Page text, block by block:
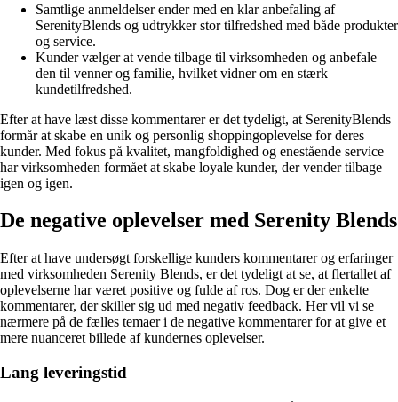
Samtlige anmeldelser ender med en klar anbefaling af
SerenityBlends og udtrykker stor tilfredshed med både produkter
og service.
Kunder vælger at vende tilbage til virksomheden og anbefale
den til venner og familie, hvilket vidner om en stærk
kundetilfredshed.
Efter at have læst disse kommentarer er det tydeligt, at SerenityBlends
formår at skabe en unik og personlig shoppingoplevelse for deres
kunder. Med fokus på kvalitet, mangfoldighed og enestående service
har virksomheden formået at skabe loyale kunder, der vender tilbage
igen og igen.
De negative oplevelser med Serenity Blends
Efter at have undersøgt forskellige kunders kommentarer og erfaringer
med virksomheden Serenity Blends, er det tydeligt at se, at flertallet af
oplevelserne har været positive og fulde af ros. Dog er der enkelte
kommentarer, der skiller sig ud med negativ feedback. Her vil vi se
nærmere på de fælles temaer i de negative kommentarer for at give et
mere nuanceret billede af kundernes oplevelser.
Lang leveringstid